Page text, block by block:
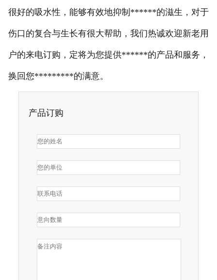
很好的吸水性，能够有效地抑制******的滋生，对于
伤口的复合与生长有很大帮助，我们热诚欢迎新老用
户的来电订购，定将为您提供******的产品和服务，
换回您*********的满意。
产品订购